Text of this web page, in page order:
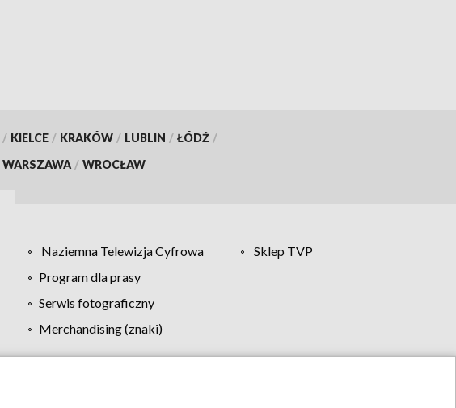
/ KIELCE / KRAKÓW / LUBLIN / ŁÓDŹ /
WARSZAWA / WROCŁAW
Naziemna Telewizja Cyfrowa
Sklep TVP
Program dla prasy
Serwis fotograficzny
Merchandising (znaki)